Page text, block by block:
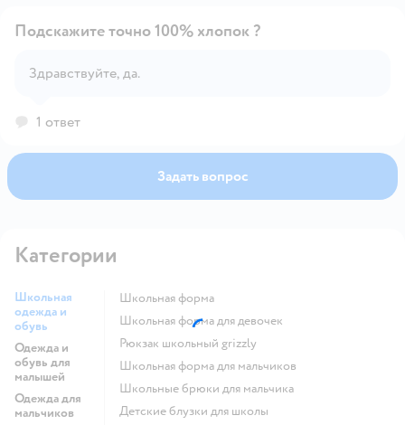
Подскажите точно 100% хлопок ?
Здравствуйте, да.
1 ответ
Задать вопрос
Категории
Школьная
одежда и
обувь
Одежда и
обувь для
малышей
Одежда для
мальчиков
Школьная форма
Школьная форма для девочек
Рюкзак школьный grizzly
Школьная форма для мальчиков
Школьные брюки для мальчика
Детские блузки для школы